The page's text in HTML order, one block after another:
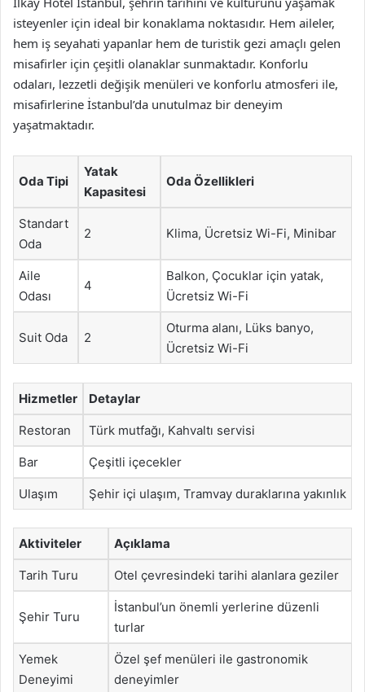
isteyenler için ideal bir konaklama noktasıdır. Hem aileler,
hem iş seyahati yapanlar hem de turistik gezi amaçlı gelen
misafirler için çeşitli olanaklar sunmaktadır. Konforlu
odaları, lezzetli değişik menüleri ve konforlu atmosferi ile,
misafirlerine İstanbul’da unutulmaz bir deneyim
yaşatmaktadır.
Oda Tipi
Yatak
Kapasitesi
Oda Özellikleri
Standart
Oda
2 Klima, Ücretsiz Wi-Fi, Minibar
Aile
Odası
4
Balkon, Çocuklar için yatak,
Ücretsiz Wi-Fi
Suit Oda 2
Oturma alanı, Lüks banyo,
Ücretsiz Wi-Fi
Hizmetler Detaylar
Restoran Türk mutfağı, Kahvaltı servisi
Bar Çeşitli içecekler
Ulaşım Şehir içi ulaşım, Tramvay duraklarına yakınlık
Aktiviteler Açıklama
Tarih Turu Otel çevresindeki tarihi alanlara geziler
Şehir Turu
İstanbul’un önemli yerlerine düzenli
turlar
Yemek
Deneyimi
Özel şef menüleri ile gastronomik
deneyimler